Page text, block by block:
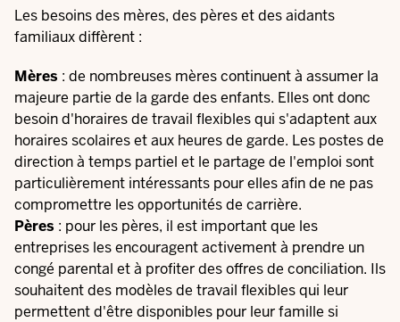
Les besoins des mères, des pères et des aidants
familiaux diffèrent :
Mères : de nombreuses mères continuent à assumer la
majeure partie de la garde des enfants. Elles ont donc
besoin d'horaires de travail flexibles qui s'adaptent aux
horaires scolaires et aux heures de garde. Les postes de
direction à temps partiel et le partage de l'emploi sont
particulièrement intéressants pour elles afin de ne pas
compromettre les opportunités de carrière.
Pères : pour les pères, il est important que les
entreprises les encouragent activement à prendre un
congé parental et à profiter des offres de conciliation. Ils
souhaitent des modèles de travail flexibles qui leur
permettent d'être disponibles pour leur famille si